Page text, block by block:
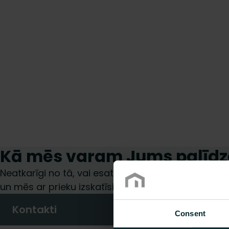
Consent
Kā mēs varam Jums
Neatkarīgi no tā, vai esat specifikāciju
un mēs ar prieku izskatīsim jūsu pieprasījumu.
Kontakti